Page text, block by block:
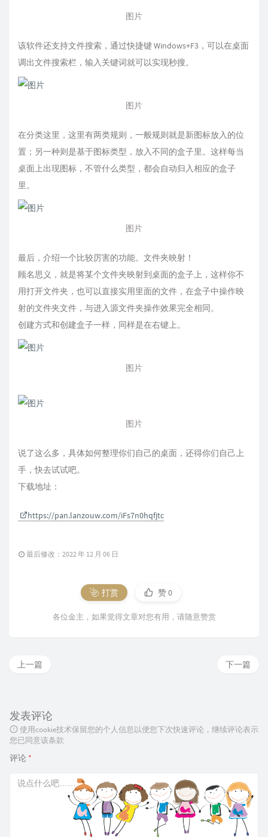
图片
该软件还支持文件搜索，通过快捷键 Windows+F3，可以在桌面
调出文件搜索栏，输入关键词就可以实现秒搜。
图片
在分类这里，这里有两类规则，一般规则就是新图标放入的位
置；另一种则是基于图标类型，放入不同的盒子里。这样每当
桌面上出现图标，不管什么类型，都会自动归入相应的盒子
里。
图片
最后，介绍一个比较厉害的功能。文件夹映射！
顾名思义，就是将某个文件夹映射到桌面的盒子上，这样你不
用打开文件夹，也可以直接实用里面的文件，在盒子中操作映
射的文件夹文件，与进入源文件夹操作效果完全相同。
创建方式和创建盒子一样，同样是在右键上。
图片
图片
说了这么多，具体如何整理你们自己的桌面，还得你们自己上
手，快去试试吧。
下载地址：
https://pan.lanzouw.com/iFs7n0hqfjtc
最后修改：2022 年 12 月 06 日
打赏 赞0
各位金主，如果觉得文章对您有用，请随意赞赏
下一篇
上一篇
发表评论
使用cookie技术保留您的个人信息以便您下次快速评论，继续评论表示
您已同意该条款
评论 *